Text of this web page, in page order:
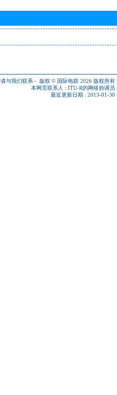
请与我们联系 - 版权 © 国际电联 2026 版权所有
本网页联系人 : ITU-R的网络协调员
最近更新日期 : 2013-01-30